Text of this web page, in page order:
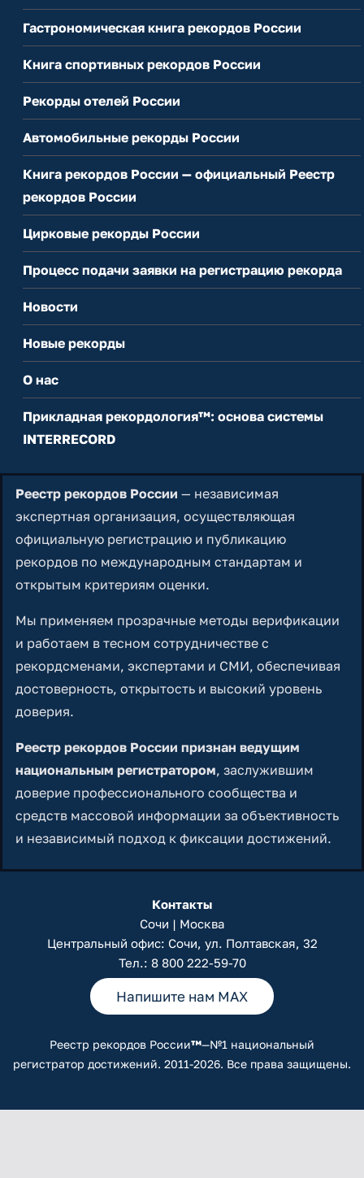
Гастрономическая книга рекордов России
Книга спортивных рекордов России
Рекорды отелей России
Автомобильные рекорды России
Книга рекордов России — официальный Реестр
рекордов России
Цирковые рекорды России
Процесс подачи заявки на регистрацию рекорда
Новости
Новые рекорды
О нас
Прикладная рекордология™: основа системы
INTERRECORD
Реестр рекордов России — независимая
экспертная организация, осуществляющая
официальную регистрацию и публикацию
рекордов по международным стандартам и
открытым критериям оценки.
Мы применяем прозрачные методы верификации
и работаем в тесном сотрудничестве с
рекордсменами, экспертами и СМИ, обеспечивая
достоверность, открытость и высокий уровень
доверия.
Реестр рекордов России признан ведущим
национальным регистратором, заслужившим
доверие профессионального сообщества и
средств массовой информации за объективность
и независимый подход к фиксации достижений.
Контакты
Сочи | Москва
Центральный офис: Сочи, ул. Полтавская, 32
Тел.: 8 800 222-59-70
Напишите нам MAX
Реестр рекордов России™—№1 национальный
регистратор достижений. 2011-2026. Все права защищены.